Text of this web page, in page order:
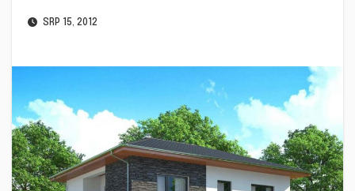
SRP 15, 2012